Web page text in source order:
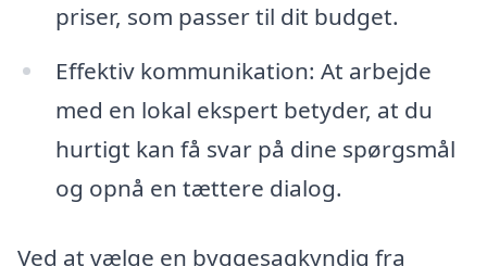
priser, som passer til dit budget.
Effektiv kommunikation: At arbejde
med en lokal ekspert betyder, at du
hurtigt kan få svar på dine spørgsmål
og opnå en tættere dialog.
Ved at vælge en byggesagkyndig fra